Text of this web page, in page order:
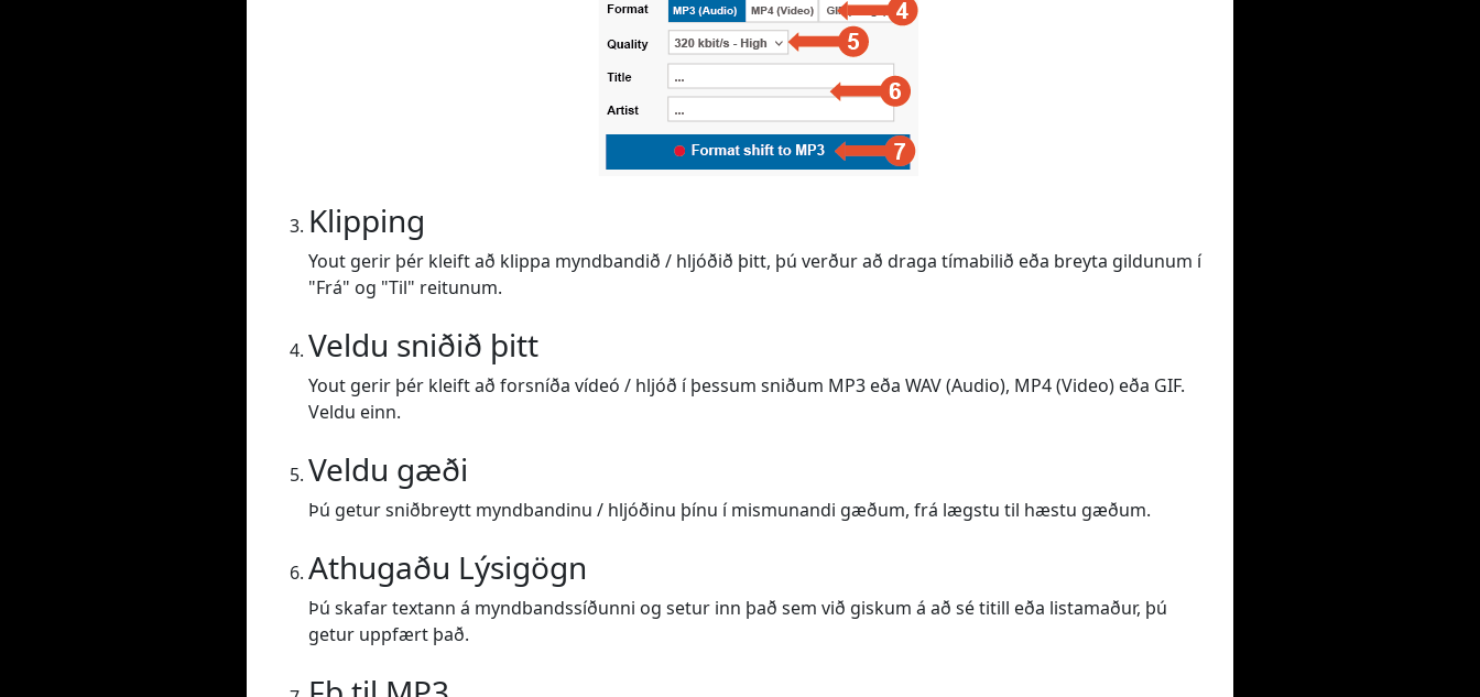
Klipping
Yout gerir þér kleift að klippa myndbandið / hljóðið þitt, þú verður að draga tímabilið eða breyta gildunum í
"Frá" og "Til" reitunum.
Veldu sniðið þitt
Yout gerir þér kleift að forsníða vídeó / hljóð í þessum sniðum MP3 eða WAV (Audio), MP4 (Video) eða GIF.
Veldu einn.
Veldu gæði
Þú getur sniðbreytt myndbandinu / hljóðinu þínu í mismunandi gæðum, frá lægstu til hæstu gæðum.
Athugaðu Lýsigögn
Þú skafar textann á myndbandssíðunni og setur inn það sem við giskum á að sé titill eða listamaður, þú
getur uppfært það.